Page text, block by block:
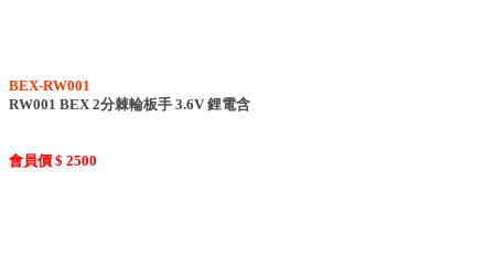
BEX-RW001
RW001 BEX 2分棘輪板手 3.6V 鋰電含
會員價 $ 2500